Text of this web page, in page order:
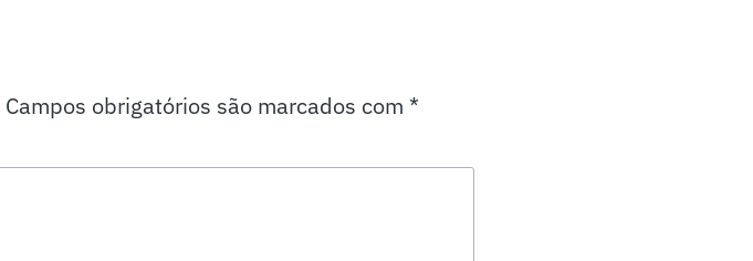
Campos obrigatórios são marcados com *